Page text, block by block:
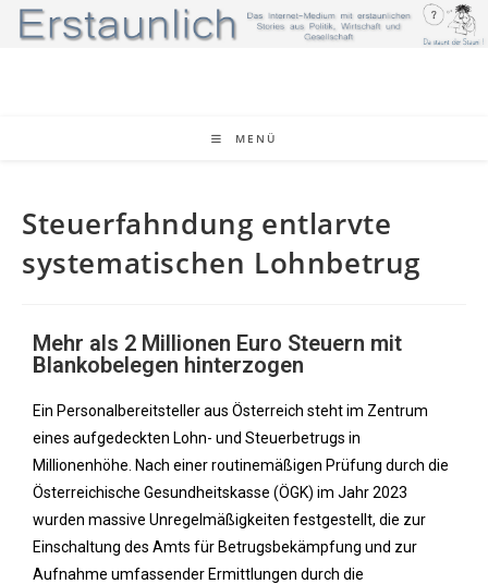
MENÜ
Steuerfahndung entlarvte
systematischen Lohnbetrug
Mehr als 2 Millionen Euro Steuern mit
Blankobelegen hinterzogen
Ein Personalbereitsteller aus Österreich steht im Zentrum
eines aufgedeckten Lohn- und Steuerbetrugs in
Millionenhöhe. Nach einer routinemäßigen Prüfung durch die
Österreichische Gesundheitskasse (ÖGK) im Jahr 2023
wurden massive Unregelmäßigkeiten festgestellt, die zur
Einschaltung des Amts für Betrugsbekämpfung und zur
Aufnahme umfassender Ermittlungen durch die